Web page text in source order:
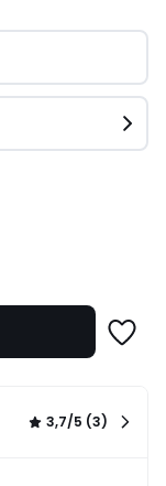
3,7/5 (3)